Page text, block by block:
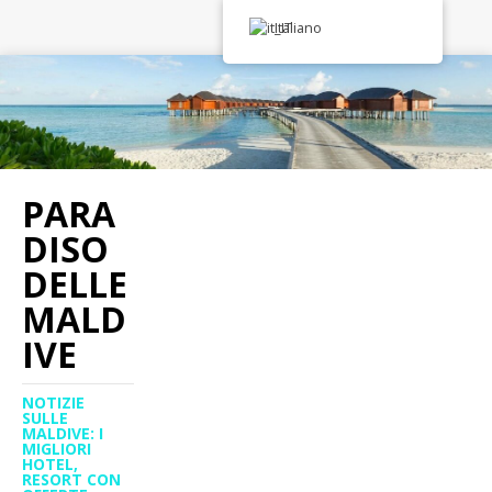
PARA
DISO
DELLE
MALD
IVE
NOTIZIE
SULLE
MALDIVE: I
MIGLIORI
HOTEL,
RESORT CON
Italiano